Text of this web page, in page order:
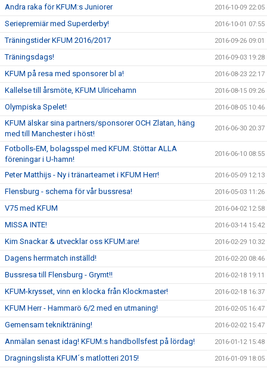
Andra raka för KFUM:s Juniorer 2016-10-09 22:05
Seriepremiär med Superderby! 2016-10-01 07:55
Träningstider KFUM 2016/2017 2016-09-26 09:01
Träningsdags! 2016-09-03 19:28
KFUM på resa med sponsorer bl a! 2016-08-23 22:17
Kallelse till årsmöte, KFUM Ulricehamn 2016-08-15 09:26
Olympiska Spelet! 2016-08-05 10:46
KFUM älskar sina partners/sponsorer OCH Zlatan, häng
med till Manchester i höst!
2016-06-30 20:37
Fotbolls-EM, bolagsspel med KFUM. Stöttar ALLA
föreningar i U-hamn!
2016-06-10 08:55
Peter Matthijs - Ny i tränarteamet i KFUM Herr! 2016-05-09 12:13
Flensburg - schema för vår bussresa! 2016-05-03 11:26
V75 med KFUM 2016-04-02 12:58
MISSA INTE! 2016-03-14 15:42
Kim Snackar & utvecklar oss KFUM:are! 2016-02-29 10:32
Dagens herrmatch inställd! 2016-02-20 08:46
Bussresa till Flensburg - Grymt!! 2016-02-18 19:11
KFUM-krysset, vinn en klocka från Klockmaster! 2016-02-18 16:37
KFUM Herr - Hammarö 6/2 med en utmaning! 2016-02-05 16:47
Gemensam teknikträning! 2016-02-02 15:47
Anmälan senast idag! KFUM:s handbollsfest på lördag! 2016-01-12 15:48
Dragningslista KFUM´s matlotteri 2015! 2016-01-09 18:05